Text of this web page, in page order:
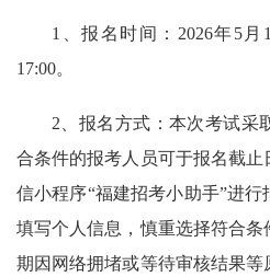
1、报名时间：2026年5月
17:00。
2、报名方式：本次考试采
合条件的报考人员可于报名截
信小程序“福建招考小助手”进
填写个人信息，慎重选择符合
期因网络拥堵或等待审核结果